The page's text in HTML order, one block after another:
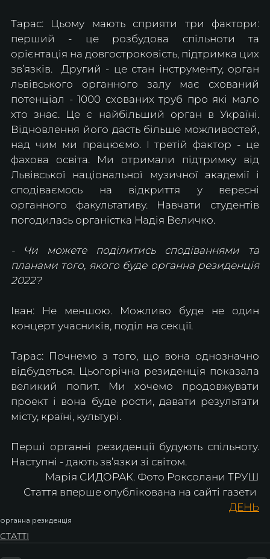
Тарас: Цьому мають сприяти три фактори:
перший - це розбудова спільноти та
орієнтація на довгостроковість, підтримка цих
зв’язків.  Другий - це стан інструменту, орган
львівського органного залу має схований
потенціал - 1000 схованих труб про які мало
хто знає. Це є найбільший орган в Україні.
Відновлення його дасть більше можливостей,
над чим ми працюємо. І третій фактор - це
фахова освіта. Ми отримали підтримку від
Львівської національної музичної академії і
сподіваємось на відкриття у вересні
органного факультативу. Навчати студентів
погодилась органістка Надія Величко.
- Чи можете поділитись сподіваннями та
планами того, якого буде органна резиденція
2022?
Іван: Не меншою. Можливо буде не один
концерт учасників, поділ на секції.
Тарас: Почнемо з того, що вона однозначно
відбудеться. Цьогорічна резиденція показала
великий попит. Ми хочемо продовжувати
проект і вона буде рости, давати результати
місту, країні, культурі.
Перші органні резиденції будують спільноту.
Наступні - дають зв’язки зі світом.
Марія СИДОРАК. Фото Роксолани ТРУШ
Стаття вперше опублікована на сайті газети
ДЕНЬ
органна резиденція
СТАТТІ